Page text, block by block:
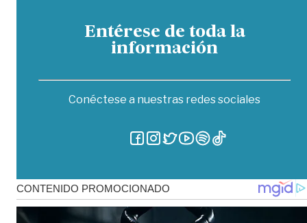
Entérese de toda la
información
Conéctese a nuestras redes sociales